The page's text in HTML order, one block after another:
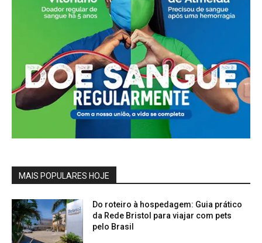
MAIS POPULARES HOJE
Do roteiro à hospedagem: Guia prático
da Rede Bristol para viajar com pets
pelo Brasil